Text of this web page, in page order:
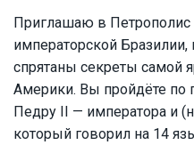
Приглашаю в
императорской
спрятаны секреты самой
Америки. Вы пройдёте по
Педру II — императора и
который говорил на 14